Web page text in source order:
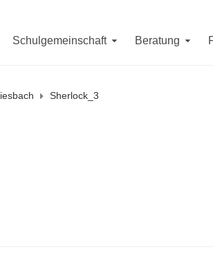
Schulgemeinschaft Beratung
Sherlock_3
( 7. - 11. September, 14. September )
Septembererreichen Sie uns telefonisch